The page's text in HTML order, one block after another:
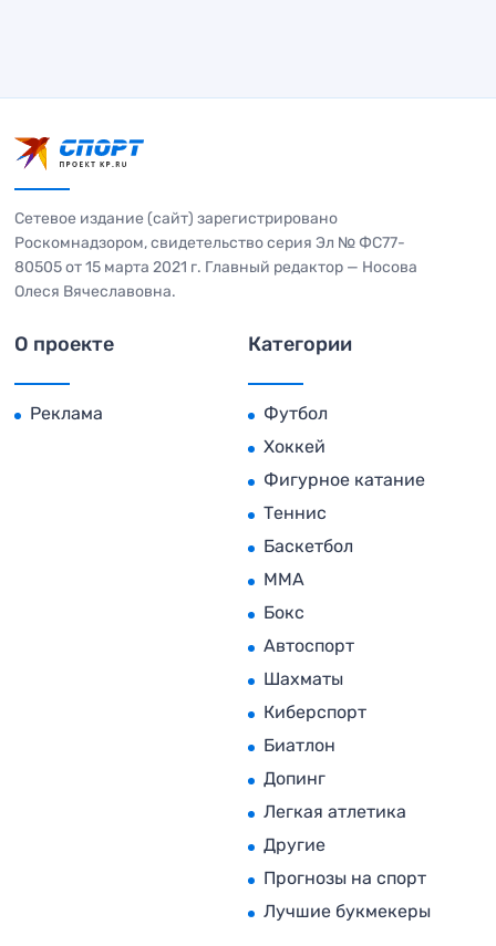
Сетевое издание (сайт) зарегистрировано
Роскомнадзором, свидетельство серия Эл № ФС77-
80505 от 15 марта 2021 г. Главный редактор — Носова
Олеся Вячеславовна.
О проекте
Реклама
Категории
Футбол
Хоккей
Фигурное катание
Теннис
Баскетбол
MMA
Бокс
Автоспорт
Шахматы
Киберспорт
Биатлон
Допинг
Легкая атлетика
Другие
Прогнозы на спорт
Лучшие букмекеры